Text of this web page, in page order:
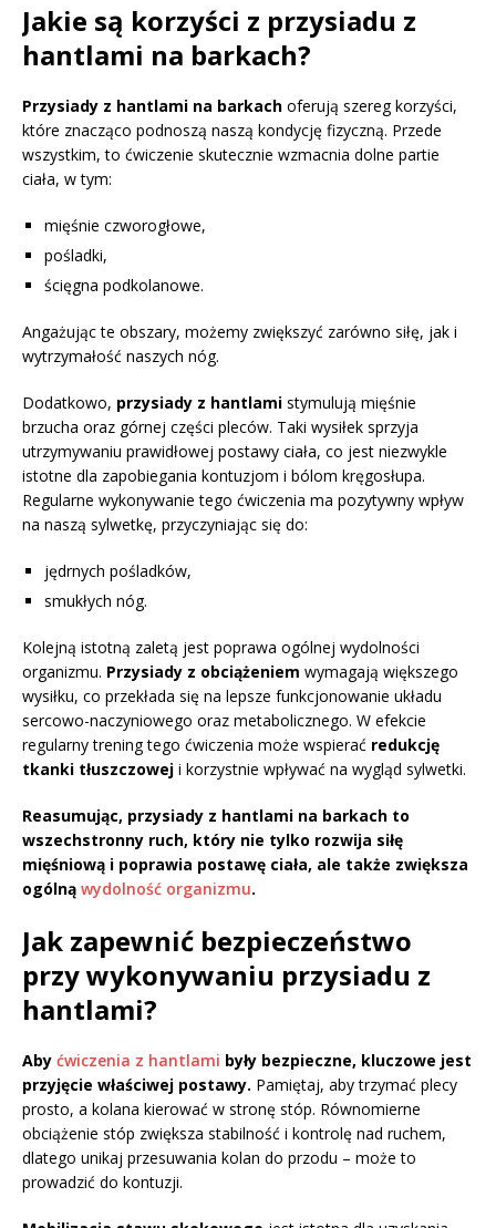
Jakie są korzyści z przysiadu z
hantlami na barkach?
Przysiady z hantlami na barkach oferują szereg korzyści,
które znacząco podnoszą naszą kondycję fizyczną. Przede
wszystkim, to ćwiczenie skutecznie wzmacnia dolne partie
ciała, w tym:
mięśnie czworogłowe,
pośladki,
ścięgna podkolanowe.
Angażując te obszary, możemy zwiększyć zarówno siłę, jak i
wytrzymałość naszych nóg.
Dodatkowo, przysiady z hantlami stymulują mięśnie
brzucha oraz górnej części pleców. Taki wysiłek sprzyja
utrzymywaniu prawidłowej postawy ciała, co jest niezwykle
istotne dla zapobiegania kontuzjom i bólom kręgosłupa.
Regularne wykonywanie tego ćwiczenia ma pozytywny wpływ
na naszą sylwetkę, przyczyniając się do:
jędrnych pośladków,
smukłych nóg.
Kolejną istotną zaletą jest poprawa ogólnej wydolności
organizmu. Przysiady z obciążeniem wymagają większego
wysiłku, co przekłada się na lepsze funkcjonowanie układu
sercowo-naczyniowego oraz metabolicznego. W efekcie
regularny trening tego ćwiczenia może wspierać redukcję
tkanki tłuszczowej i korzystnie wpływać na wygląd sylwetki.
Reasumując, przysiady z hantlami na barkach to
wszechstronny ruch, który nie tylko rozwija siłę
mięśniową i poprawia postawę ciała, ale także zwiększa
ogólną wydolność organizmu.
Jak zapewnić bezpieczeństwo
przy wykonywaniu przysiadu z
hantlami?
Aby ćwiczenia z hantlami były bezpieczne, kluczowe jest
przyjęcie właściwej postawy. Pamiętaj, aby trzymać plecy
prosto, a kolana kierować w stronę stóp. Równomierne
obciążenie stóp zwiększa stabilność i kontrolę nad ruchem,
dlatego unikaj przesuwania kolan do przodu – może to
prowadzić do kontuzji.